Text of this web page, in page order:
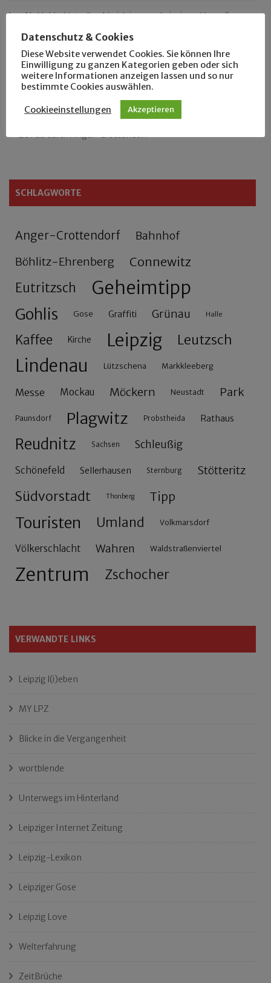
„Als Hobbyhistoriker bin ich in ganz Leipzig zu Hause“
Der Leipziger Schmiedetag von 1904
Rennfahrer in Schönefeld und Zschocher
SCHLAGWORTE
Anger-Crottendorf Bahnhof
Böhlitz-Ehrenberg Connewitz
Eutritzsch Geheimtipp
Gohlis Gose Graffiti Grünau Halle
Kaffee Kirche Leipzig Leutzsch
Lindenau Lützschena Markkleeberg
Messe Mockau Möckern Neustadt Park
Paunsdorf Plagwitz Probstheida Rathaus
Reudnitz Sachsen Schleußig
Schönefeld Sellerhausen Sternburg Stötteritz
Südvorstadt Thonberg Tipp
Touristen Umland Volkmarsdorf
Völkerschlacht Wahren Waldstraßenviertel
Zentrum Zschocher
VERWANDTE LINKS
Leipzig l(i)eben
MY LPZ
Blicke in die Vergangenheit
wortblende
Unterwegs im Hinterland
Leipziger Internet Zeitung
Leipzig-Lexikon
Leipziger Gose
Leipzig Love
Welterfahrung
ZeitBrüche
Datenschutz & Cookies
Diese Website verwendet Cookies. Sie können Ihre
Einwilligung zu ganzen Kategorien geben oder sich
weitere Informationen anzeigen lassen und so nur
bestimmte Cookies auswählen.
Cookieeinstellungen Akzeptieren